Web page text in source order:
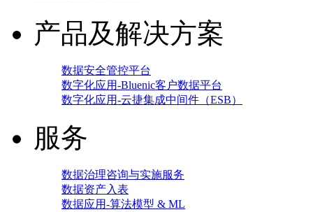
产品及解决方案
数据安全管控平台
数字化应用-Bluenic客户数据平台
数字化应用-云捷集成中间件（ESB）
服务
数据治理咨询与实施服务
数据资产入表
数据应用-算法模型 & ML